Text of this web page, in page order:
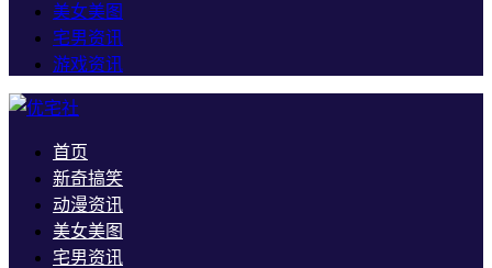
美女美图
宅男资讯
游戏资讯
首页
新奇搞笑
动漫资讯
美女美图
宅男资讯